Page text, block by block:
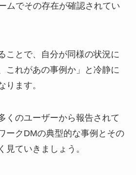
ムでその存在が確認されてい
ことで、自分が同様の状況に
これがあの事例か」と冷静に
ります。
くのユーザーから報告されて
ークDMの典型的な事例とその
見ていきましょう。